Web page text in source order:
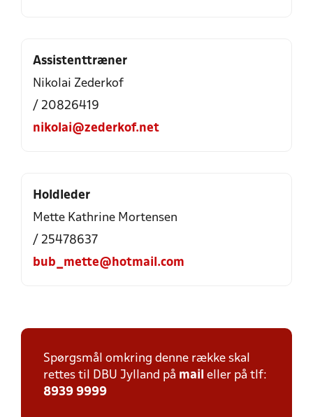
Assistenttræner
Nikolai Zederkof
/ 20826419
nikolai@zederkof.net
Holdleder
Mette Kathrine Mortensen
/ 25478637
bub_mette@hotmail.com
Spørgsmål omkring denne række skal
rettes til DBU Jylland på mail eller på tlf:
8939 9999